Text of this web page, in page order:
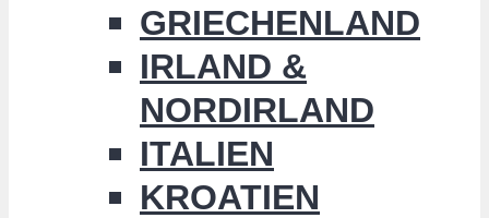
GRIECHENLAND
IRLAND &
NORDIRLAND
ITALIEN
KROATIEN